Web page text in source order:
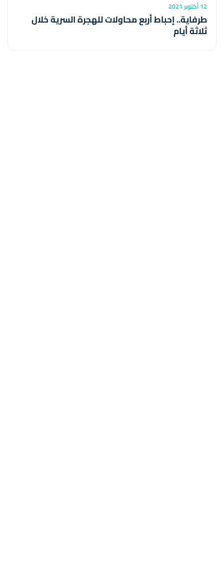
12 أكتوبر 2021
طرفاية.. إحباط أربع محاولات للهجرة السرية خلال
ثلاثة أيام